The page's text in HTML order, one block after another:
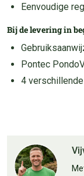
Eenvoudige
Bij de levering in
Pontec
4